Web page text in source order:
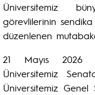
Üniversitemiz
görevlilerinin sendika
düzenlenen
21 Mayıs 2026
Üniversitemiz
Üniversitemiz Genel